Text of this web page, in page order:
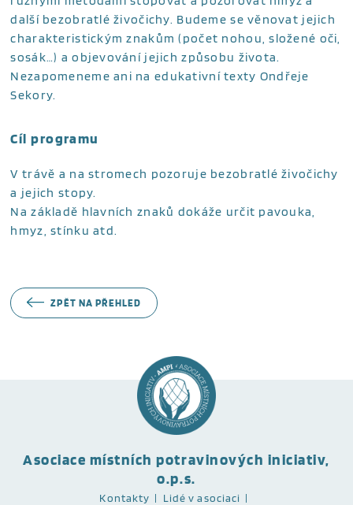
další bezobratlé živočichy. Budeme se věnovat jejich
charakteristickým znakům (počet nohou, složené oči,
sosák…) a objevování jejich způsobu života.
Nezapomeneme ani na edukativní texty Ondřeje
Sekory.
Cíl programu
V trávě a na stromech pozoruje bezobratlé živočichy
a jejich stopy.
Na základě hlavních znaků dokáže určit pavouka,
hmyz, stínku atd.
ZPĚT NA PŘEHLED
Asociace místních potravinových iniciativ,
o.p.s.
Kontakty Lidé v asociaci